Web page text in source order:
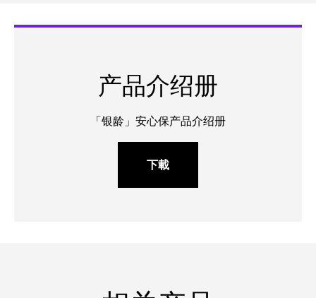
产品介绍册
「银龄」安心保产品介绍册
下載